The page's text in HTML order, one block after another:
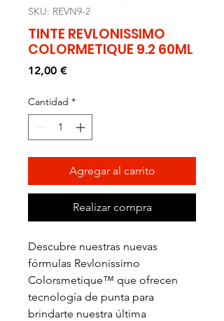
SKU: REVN9-2
TINTE REVLONISSIMO
COLORMETIQUE 9.2 60ML
12,00 €Precio
Cantidad *
Agregar al carrito
Realizar compra
Descubre nuestras nuevas
fórmulas Revlonissimo
Colorsmetique™ que ofrecen
tecnología de punta para
brindarte nuestra última